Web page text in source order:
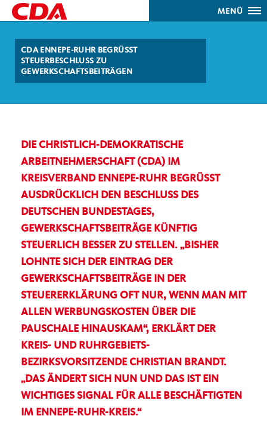
MENÜ
CDA ENNEPE-RUHR BEGRÜSST S
TEUERBESCHLUSS ZU G
EWERKSCHAFTSBEITRÄGEN
DIE CHRISTLICH-DEMOKRATISCHE
ARBEITNEHMERSCHAFT (CDA) IM
KREISVERBAND ENNEPE-RUHR BEGRÜSST A
USDRÜCKLICH DEN BESCHLUSS DES D
EUTSCHEN BUNDESTAGES, G
EWERKSCHAFTSBEITRÄGE KÜNFTIG S
TEUERLICH BESSER ZU STELLEN. „BISHER L
OHNTE SICH DER EINTRAG DER G
EWERKSCHAFTSBEITRÄGE IN DER S
TEUERERKLÄRUNG OFT NUR, WENN MAN MIT A
LLEN WERBUNGSKOSTEN ÜBER DIE P
AUSCHALE HINAUSKAM“, ERKLÄRT DER K
REIS- UND RUHRGEBIETS-B
EZIRKSVORSITZENDE CHRISTIAN BRANDT.
DAS ÄNDERT SICH NUN UND DAS IST EIN W
ICHTIGES SIGNAL FÜR ALLE BESCHÄFTIGTEN I
M ENNEPE-RUHR-KREIS.“